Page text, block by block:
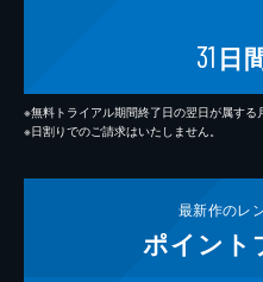
31 日
※無料トライアル期間終了日の翌日が属する
※日割りでのご請求はいたしません。
最新作のレ
ポイント